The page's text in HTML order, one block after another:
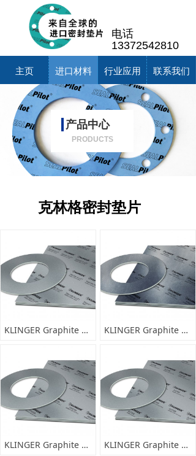
电话
13372542810
主页 进口材料 行业应用 联系我们
产品中心
PRODUCTS
克林格密封垫片
KLINGER Graphite Laminate TSM 板材 垫片加工 KLINGER Graphite Laminate PDM 板材出售 垫片加工
KLINGER Graphite Laminate PSM 板材出售 垫片加工 KLINGER Graphite Laminate SLS 板材出售 垫片加工